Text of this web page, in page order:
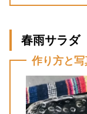
春雨サラダ
作り方と写